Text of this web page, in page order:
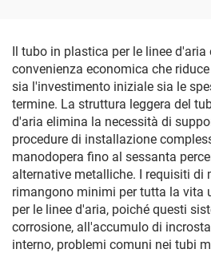
Il tubo in plastica per le linee
convenienza economica che
sia l'investimento iniziale sia le
termine. La struttura leggera del
d'aria elimina la necessità di
procedure di installazione
manodopera fino al sessanta
alternative metalliche. I requisiti di
rimangono minimi per tutta la vita
per le linee d'aria, poiché questi
corrosione, all'accumulo di
interno, problemi comuni nei tubi